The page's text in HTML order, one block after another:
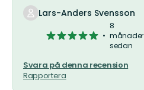
Lars-Anders Svensson
5
stjärnor
8
månader
sedan
Svara på denna recension
Rapportera